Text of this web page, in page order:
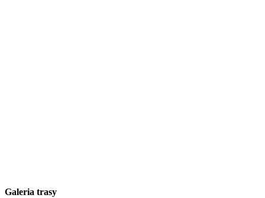
Galeria trasy